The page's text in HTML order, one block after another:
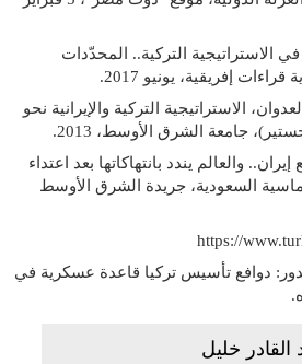
في الاستراتيجية التركية.. المحدّدات
إفريقية، يونيو 2017.
الاستراتيجية التركية والإيرانية نحو
جامعة الشرق الأوسط، 2013.
والعالم يندد بانتهاكاتها بعد اعتداء
السعودية، جريدة الشرق الأوسط
https://
دوافع تأسيس تركيا قاعدة عسكرية في
خليل